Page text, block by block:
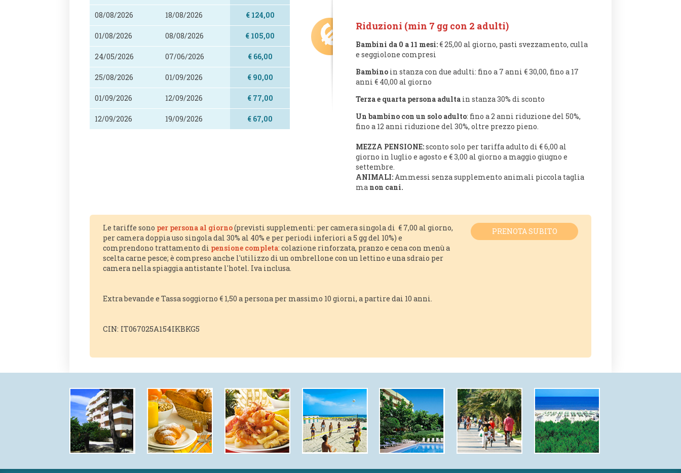
08/08/2026 18/08/2026 € 124,00
01/08/2026 08/08/2026 € 105,00
24/05/2026 07/06/2026 € 66,00
25/08/2026 01/09/2026 € 90,00
01/09/2026 12/09/2026 € 77,00
12/09/2026 19/09/2026 € 67,00
Riduzioni (min 7 gg con 2 adulti)
Bambini da 0 a 11 mesi:€ 25,00 al giorno, pasti svezzamento, culla
e seggiolone compresi
Bambino in stanza con due adulti: fino a 7 anni € 30,00, fino a 17
anni € 40,00 al giorno
Terza e quarta persona adulta in stanza 30% di sconto
Un bambino con un solo adulto: fino a 2 anni riduzione del 50%,
fino a 12 anni riduzione del 30%, oltre prezzo pieno.
MEZZA PENSIONE:sconto solo per tariffa adulto di € 6,00 al
giorno in luglio e agosto e € 3,00 al giorno a maggio giugno e
settembre.
ANIMALI:Ammessi senza supplemento animali piccola taglia
ma non cani.
Le tariffe sono per persona al giorno(previsti supplementi: per camera singola di € 7,00 al giorno,
per camera doppia uso singola dal 30% al 40% e per periodi inferiori a 5 gg del 10%) e
comprendono trattamento di pensione completa: colazione rinforzata, pranzo e cena con menù a
scelta carne pesce; è compreso anche l'utilizzo di un ombrellone con un lettino e una sdraio per
camera nella spiaggia antistante l'hotel. Iva inclusa.
Extra bevande e Tassa soggiorno € 1,50 a persona per massimo 10 giorni, a partire dai 10 anni.
CIN: IT067025A154IKBKG5
PRENOTA SUBITO